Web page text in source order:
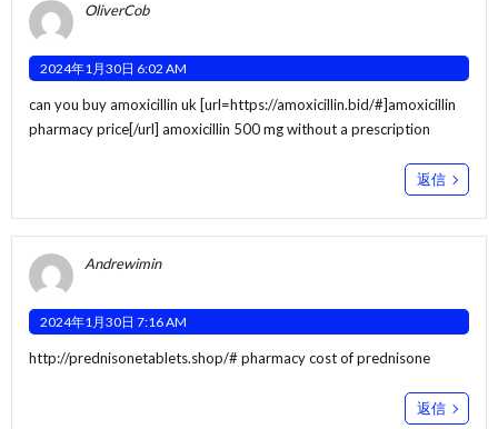
OliverCob
2024年1月30日 6:02 AM
can you buy amoxicillin uk [url=https://amoxicillin.bid/#]amoxicillin
pharmacy price[/url] amoxicillin 500 mg without a prescription
返信
Andrewimin
2024年1月30日 7:16 AM
http://prednisonetablets.shop/# pharmacy cost of prednisone
返信